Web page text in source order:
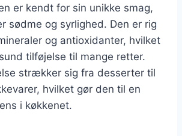
er kendt for sin unikke smag,
sødme og syrlighed. Den er rig
og antioxidanter, hvilket
tilføjelse til mange retter.
strækker sig fra desserter til
hvilket gør den til en
i køkkenet.